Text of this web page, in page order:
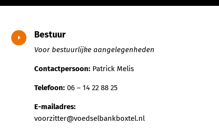
E Bestuur
Voor bestuurlijke aangelegenheden
Contactpersoon:Patrick Melis
Telefoon: 06 – 14 22 88 25
E-mailadres:
voorzitter@voedselbankboxtel.nl